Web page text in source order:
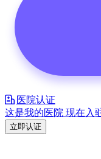
医院认证
这是我的医院 现在入
立即认证